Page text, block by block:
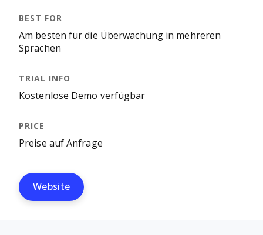
Am besten für die Überwachung in mehreren
Sprachen
Kostenlose Demo verfügbar
Preise auf Anfrage
Website